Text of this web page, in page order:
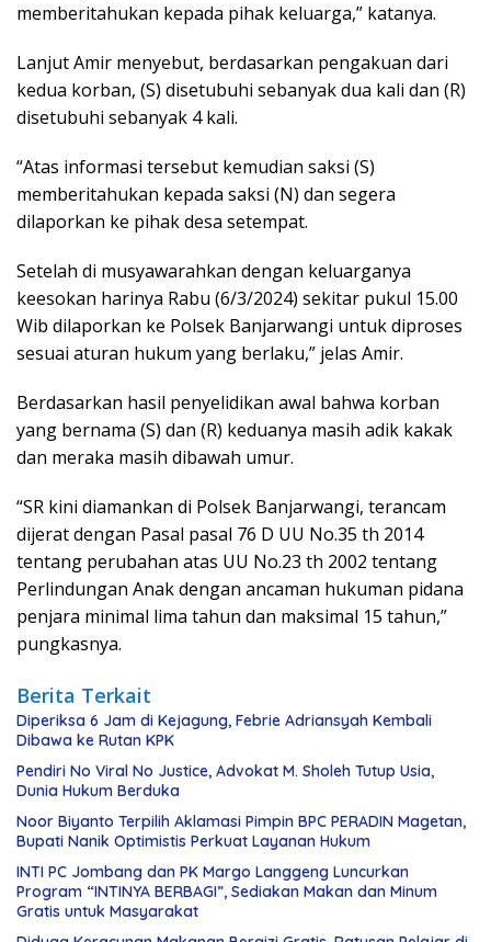
memberitahukan kepada pihak keluarga,” katanya.
Lanjut Amir menyebut, berdasarkan pengakuan dari
kedua korban, (S) disetubuhi sebanyak dua kali dan (R)
disetubuhi sebanyak 4 kali.
“Atas informasi tersebut kemudian saksi (S)
memberitahukan kepada saksi (N) dan segera
dilaporkan ke pihak desa setempat.
Setelah di musyawarahkan dengan keluarganya
keesokan harinya Rabu (6/3/2024) sekitar pukul 15.00
Wib dilaporkan ke Polsek Banjarwangi untuk diproses
sesuai aturan hukum yang berlaku,” jelas Amir.
Berdasarkan hasil penyelidikan awal bahwa korban
yang bernama (S) dan (R) keduanya masih adik kakak
dan meraka masih dibawah umur.
“SR kini diamankan di Polsek Banjarwangi, terancam
dijerat dengan Pasal pasal 76 D UU No.35 th 2014
tentang perubahan atas UU No.23 th 2002 tentang
Perlindungan Anak dengan ancaman hukuman pidana
penjara minimal lima tahun dan maksimal 15 tahun,”
pungkasnya.
Berita Terkait
Diperiksa 6 Jam di Kejagung, Febrie Adriansyah Kembali
Dibawa ke Rutan KPK
Pendiri No Viral No Justice, Advokat M. Sholeh Tutup Usia,
Dunia Hukum Berduka
Noor Biyanto Terpilih Aklamasi Pimpin BPC PERADIN Magetan,
Bupati Nanik Optimistis Perkuat Layanan Hukum
INTI PC Jombang dan PK Margo Langgeng Luncurkan
Program “INTINYA BERBAGI”, Sediakan Makan dan Minum
Gratis untuk Masyarakat